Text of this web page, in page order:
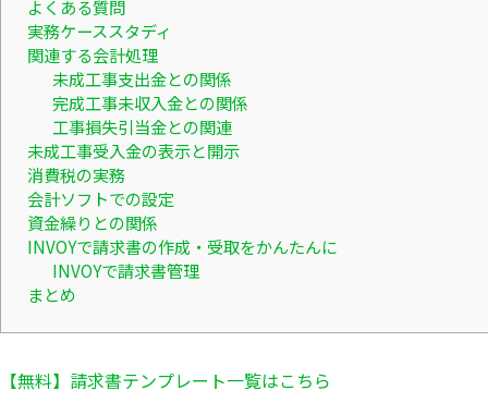
よくある質問
実務ケーススタディ
関連する会計処理
未成工事支出金との関係
完成工事未収入金との関係
工事損失引当金との関連
未成工事受入金の表示と開示
消費税の実務
会計ソフトでの設定
資金繰りとの関係
INVOYで請求書の作成・受取をかんたんに
INVOYで請求書管理
まとめ
【無料】請求書テンプレート一覧はこちら